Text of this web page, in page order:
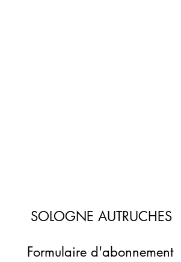
SOLOGNE AUTRUCHES
Formulaire d'abonnement